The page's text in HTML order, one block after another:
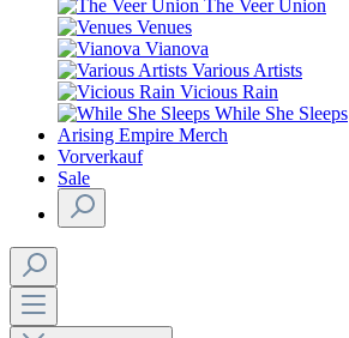
The Veer Union
Venues
Vianova
Various Artists
Vicious Rain
While She Sleeps
Arising Empire Merch
Vorverkauf
Sale